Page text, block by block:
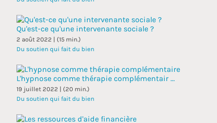
Qu'est-ce qu'une intervenante sociale ?
2 août 2022 | (15 min.)
Du soutien qui fait du bien
L'hypnose comme thérapie complémentair ...
19 juillet 2022 | (20 min.)
Du soutien qui fait du bien